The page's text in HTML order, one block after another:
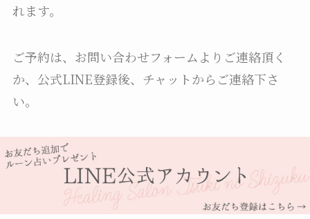
れます。
ご予約は、お問い合わせフォームよりご連絡頂く
か、公式LINE登録後、チャットからご連絡下さ
い。